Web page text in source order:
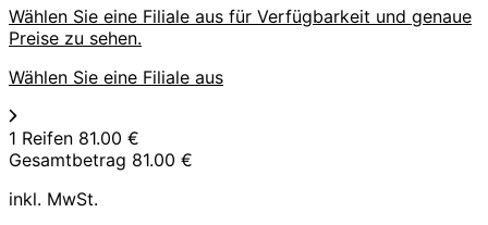
Wählen Sie eine Filiale aus für Verfügbarkeit und genaue
Preise zu sehen.
Wählen Sie eine Filiale aus
1 Reifen 81.00 €
Gesamtbetrag 81.00 €
inkl. MwSt.